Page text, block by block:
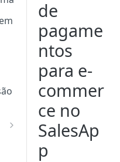
de
pagame
ntos
para e-
commer
ce no
SalesAp
p